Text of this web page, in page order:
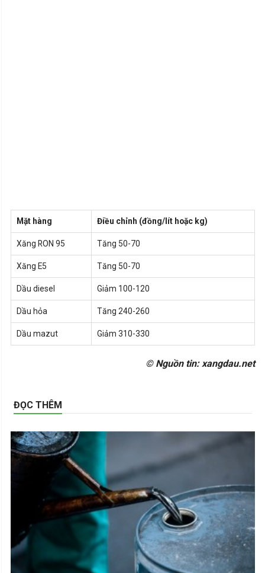
Mặt hàng Điều chỉnh (đồng/lít hoặc kg)
Xăng RON 95 Tăng 50-70
Xăng E5 Tăng 50-70
Dầu diesel Giảm 100-120
Dầu hỏa Tăng 240-260
Dầu mazut Giảm 310-330
© Nguồn tin: xangdau.net
ĐỌC THÊM